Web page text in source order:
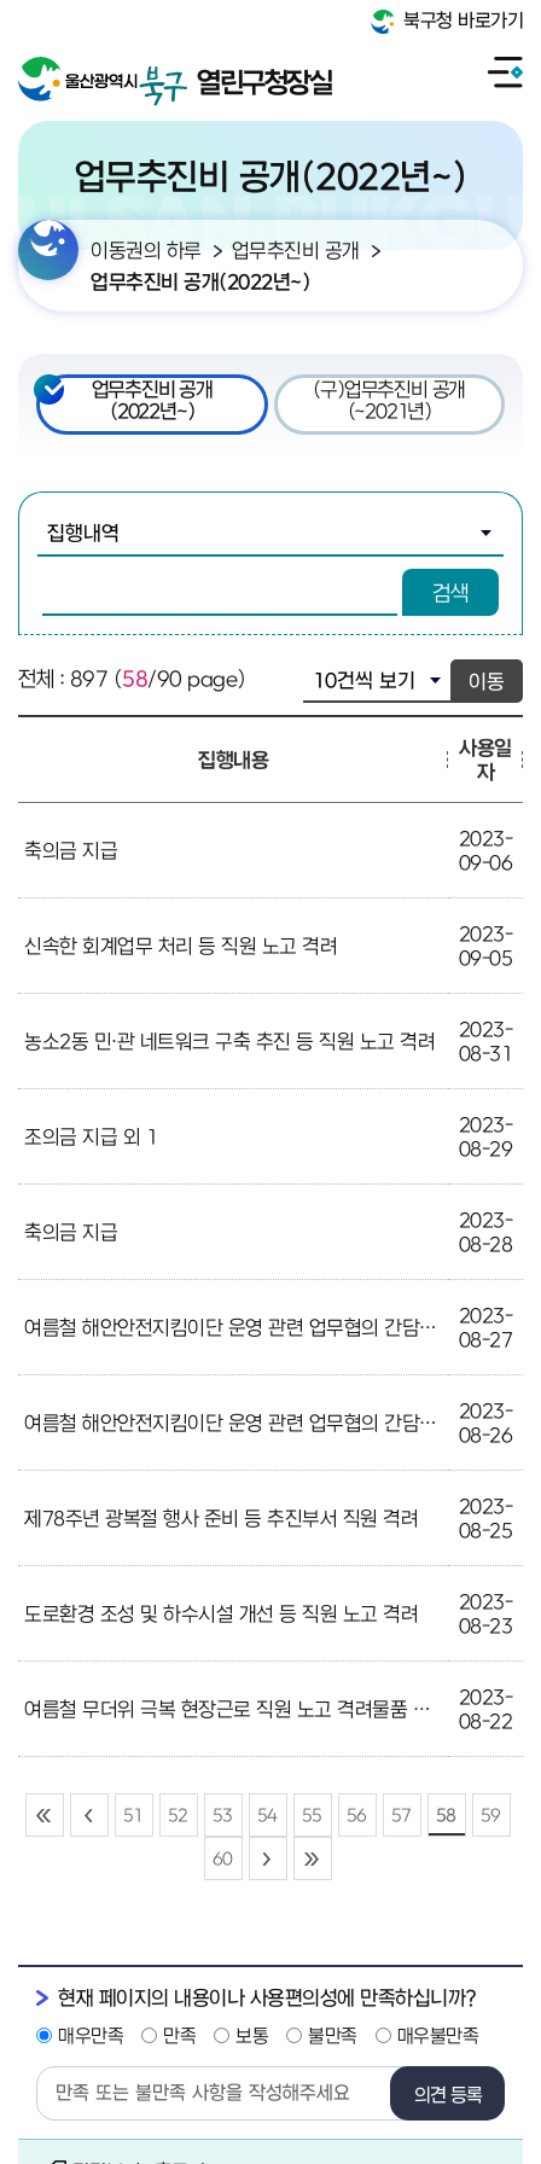
북구청 바로가기
열린구청장실
업무추진비 공개(2022년~)
이동권의 하루
업무추진비 공개
업무추진비 공개(2022년~)
업무추진비 공개
(2022년~)
(구)업무추진비 공개
(~2021년)
검색
전체 : 897 (58/90 page) 이동
집행내용
사용일
자
축의금 지급
2023-
09-06
신속한 회계업무 처리 등 직원 노고 격려
2023-
09-05
농소2동 민·관 네트워크 구축 추진 등 직원 노고 격려
2023-
08-31
조의금 지급 외 1
2023-
08-29
축의금 지급
2023-
08-28
여름철 해안안전지킴이단 운영 관련 업무협의 간담회(2차)
2023-
08-27
여름철 해안안전지킴이단 운영 관련 업무협의 간담회(1차)
2023-
08-26
제78주년 광복절 행사 준비 등 추진부서 직원 격려
2023-
08-25
도로환경 조성 및 하수시설 개선 등 직원 노고 격려
2023-
08-23
여름철 무더위 극복 현장근로 직원 노고 격려물품 구입
2023-
08-22
51 52 53 54 55 56 57 58 59
60
현재 페이지의 내용이나 사용편의성에 만족하십니까?
매우만족 만족 보통 불만족 매우불만족
의견 등록